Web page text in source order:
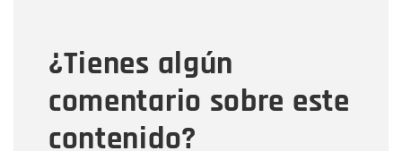
¿Tienes algún
comentario sobre este
contenido?
Mensaje